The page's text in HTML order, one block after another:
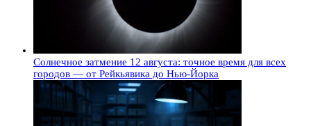
Солнечное затмение 12 августа: точное время для всех
городов — от Рейкьявика до Нью-Йорка